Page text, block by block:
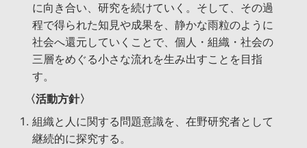
に向き合い、研究を続けていく。そして、その過
程で得られた知見や成果を、静かな雨粒のように
社会へ還元していくことで、個人・組織・社会の
三層をめぐる小さな流れを生み出すことを目指
す。
〈活動方針〉
組織と人に関する問題意識を、在野研究者として
継続的に探究する。